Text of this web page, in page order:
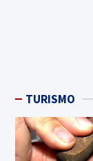
TURISMO